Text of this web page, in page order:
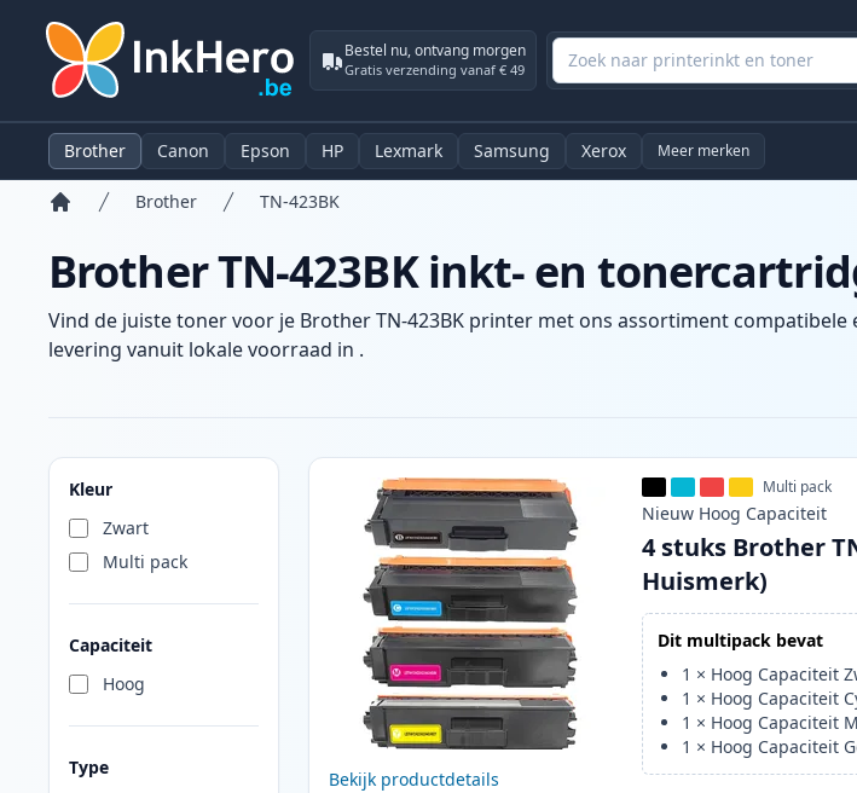
Bestel nu, ontvang morgen
Gratis verzending vanaf € 49
Brother Canon Epson HP Lexmark Samsung Xerox Meer merken
Brother TN-423BK
Brother TN-423BK inkt- en
Vind de juiste toner voor je Brother TN-423BK printer met ons assortiment
levering vanuit lokale voorraad in .
Kleur
Zwart
Multi pack
Capaciteit
Hoog
Type
Producten
Bekijk productdetails
Multi pack
Nieuw Hoog Capaciteit
4 stuks Brother
Huismerk)
Dit multipack bevat
1 × Hoog Capaciteit
1 × Hoog Capaciteit
1 × Hoog Capaciteit
1 × Hoog Capaciteit